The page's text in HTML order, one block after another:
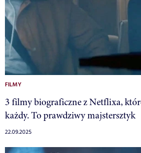
FILMY
3 filmy biograficzne z Netflixa,
każdy. To prawdziwy majstersztyk
22.09.2025